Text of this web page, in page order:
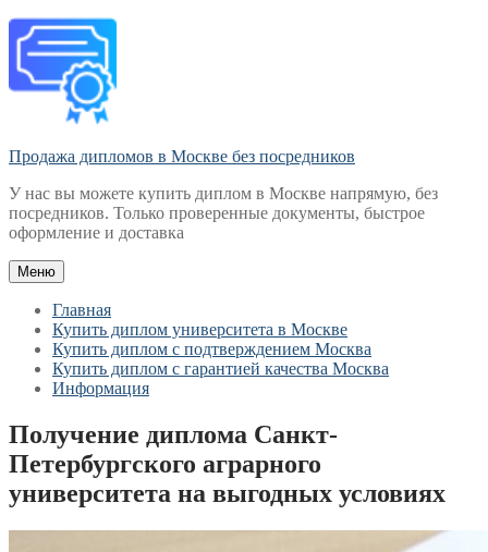
Продажа дипломов в Москве без посредников
У нас вы можете купить диплом в Москве напрямую, без
посредников. Только проверенные документы, быстрое
оформление и доставка
Меню
Главная
Купить диплом университета в Москве
Купить диплом с подтверждением Москва
Купить диплом с гарантией качества Москва
Информация
Получение диплома Санкт-
Петербургского аграрного
университета на выгодных условиях